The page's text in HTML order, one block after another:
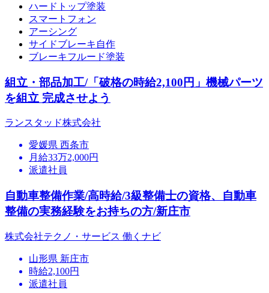
ハードトップ塗装
スマートフォン
アーシング
サイドブレーキ自作
ブレーキフルード塗装
組立・部品加工/「破格の時給2,100円」機械パーツ
を組立 完成させよう
ランスタッド株式会社
愛媛県 西条市
月給33万2,000円
派遣社員
自動車整備作業/高時給/3級整備士の資格、自動車
整備の実務経験をお持ちの方/新庄市
株式会社テクノ・サービス 働くナビ
山形県 新庄市
時給2,100円
派遣社員